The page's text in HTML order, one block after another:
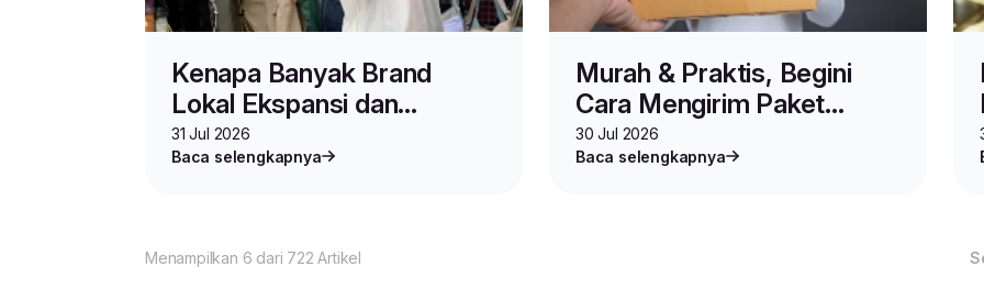
Kenapa Banyak Brand
Lokal Ekspansi dan
Berjualan di Malaysia?
31 Jul 2026
Baca selengkapnya
Murah & Praktis, Begini
Cara Mengirim Paket
Online Shop via MINIPACK
30 Jul 2026
Baca selengkapnya
Menampilkan 6 dari 722 Artikel